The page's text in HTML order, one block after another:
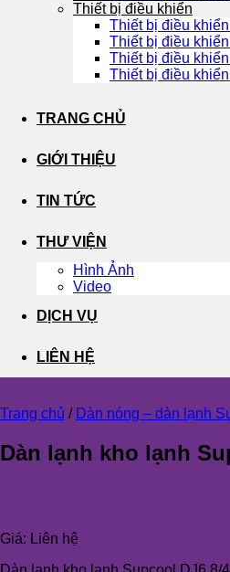
Thiết bị điều khiển
Thiết bị điều khiển
Thiết bị điều
Thiết bị điều
Thiết bị điều khiển
TRANG CHỦ
GIỚI THIỆU
TIN TỨC
THƯ VIỆN
Hình Ảnh
Video
DỊCH VỤ
LIÊN HỆ
Trang chủ / Dàn nóng – dàn lạnh
Dàn lạnh kho lạnh
Giá: Liên hệ